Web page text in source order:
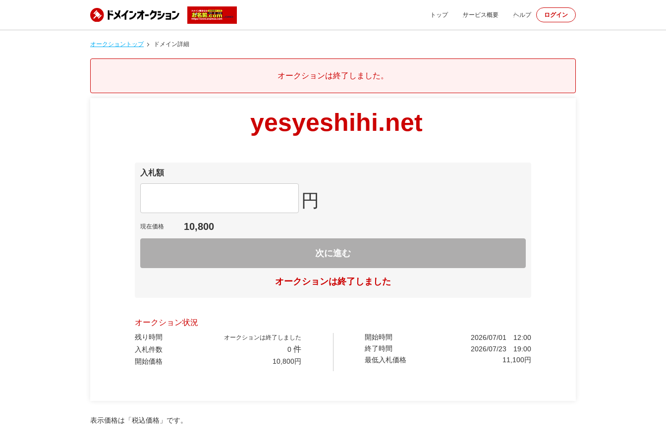
トップ サービス概要 ヘルプ ログイン
オークショントップ ドメイン詳細
オークションは終了しました。
yesyeshihi.net
入札額
円
現在価格 10,800
次に進む
オークションは終了しました
オークション状況
残り時間 オークションは終了しました
入札件数 0 件
開始価格 10,800円
開始時間 2026/07/01
12:00
終了時間
2026/07/23
19:00
最低入札価格
11,100円
表示価格は「税込価格」です。